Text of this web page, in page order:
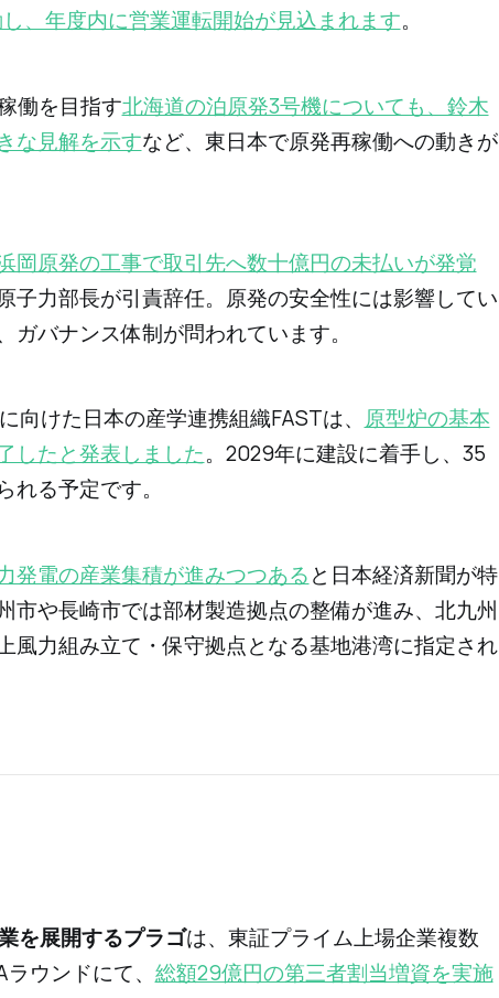
、年度内に営業運転開始が見込まれます。
働を目指す北海道の泊原発3号機についても、鈴木
な見解を示すなど、東日本で原発再稼働への動きが
岡原発の工事で取引先へ数十億円の未払いが発覚
子力部長が引責辞任。原発の安全性には影響してい
ガバナンス体制が問われています。
けた日本の産学連携組織FASTは、 原型炉の基本
したと発表しました。2029年に建設に着手し、35
る予定です。
発電の産業集積が進みつつあると日本経済新聞が特
市や長崎市では部材製造拠点の整備が進み、北九州
風力組み立て・保守拠点となる基地港湾に指定され
を展開するプラゴは、東証プライム上場企業複数
ウンドにて、 総額29億円の第三者割当増資を実施